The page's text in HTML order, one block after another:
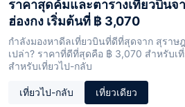
ราคาสุดค้มและตารางเที่ยวบินจ
ฮ่องกง เริ่มต้นที่ ฿ 3,070
กำลังมองหาดีลเที่ยวบินที่ดีที่สุดจาก สุราษ
เปล่า? ราคาที่ดีที่สุดคือ ฿ 3,070 สำหรับเ
สำหรับเที่ยวไป-กลับ
เที่ยวไป-กลับ เที่ยวเดียว